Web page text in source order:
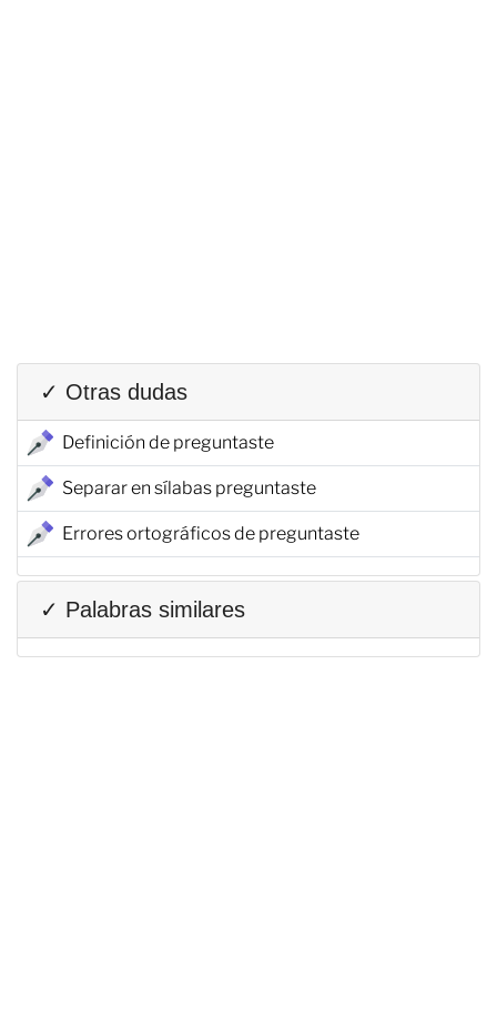
✓ Otras dudas
Definición de preguntaste
Separar en sílabas preguntaste
Errores ortográficos de preguntaste
✓ Palabras similares